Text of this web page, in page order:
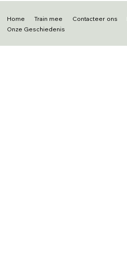
Home Train mee Contacteer ons
Onze Geschiedenis